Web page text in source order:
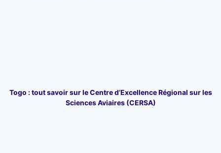
Togo : tout savoir sur le Centre d’Excellence Régional sur les
Sciences Aviaires (CERSA)